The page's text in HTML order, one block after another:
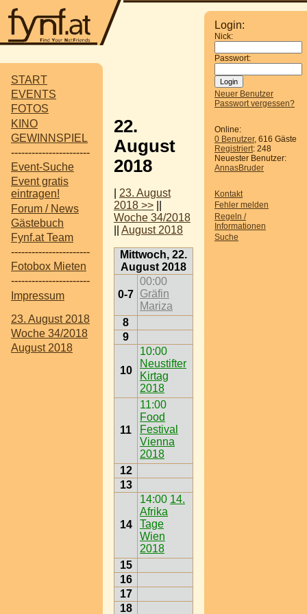
START
EVENTS
FOTOS
KINO
GEWINNSPIEL
-----------------------
Event-Suche
Event gratis
eintragen!
Forum / News
Gästebuch
Fynf.at Team
-----------------------
Fotobox Mieten
-----------------------
Impressum
23. August 2018
Woche 34/2018
August 2018
Login:
Nick:
Passwort:
Neuer Benutzer
Passwort vergessen?
Online:
0 Benutzer, 616 Gäste
Registriert: 248
Neuester Benutzer:
AnnasBruder
Kontakt
Fehler melden
Regeln /
Informationen
Suche
22.
August
2018
23. August
2018 >>
Woche 34/2018
August 2018
Mittwoch, 22.
August 2018
0-7
00:00
Gräfin
Mariza
8
9
10
10:00
Neustifter
Kirtag
2018
11
11:00
Food
Festival
Vienna
2018
12
13
14
14:00 14.
Afrika
Tage
Wien
2018
15
16
17
18